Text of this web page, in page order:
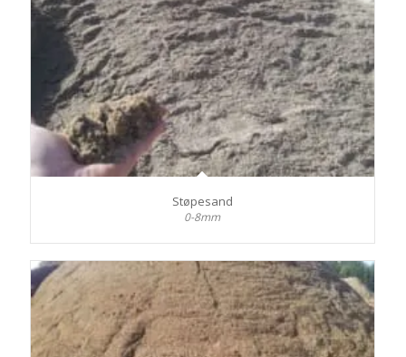
Støpesand
0-8mm